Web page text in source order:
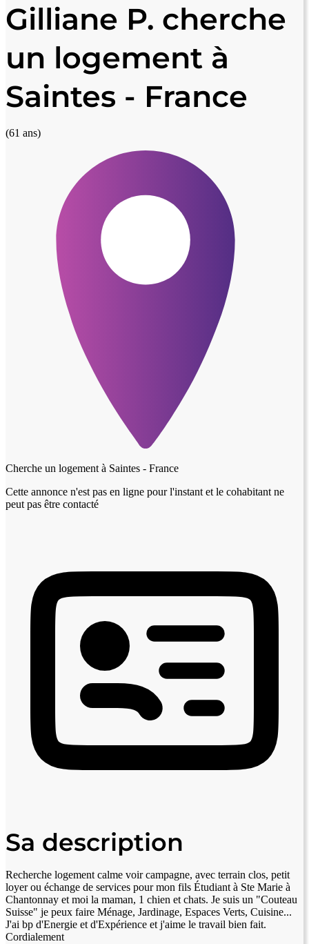
Gilliane P. cherche
un logement à
Saintes - France
(61 ans)
Cherche un logement à Saintes - France
Cette annonce n'est pas en ligne pour l'instant et le cohabitant ne
peut pas être contacté
Sa description
Recherche logement calme voir campagne, avec terrain clos, petit
loyer ou échange de services pour mon fils Étudiant à Ste Marie à
Chantonnay et moi la maman, 1 chien et chats. Je suis un "Couteau
Suisse" je peux faire Ménage, Jardinage, Espaces Verts, Cuisine...
J'ai bp d'Energie et d'Expérience et j'aime le travail bien fait.
Cordialement